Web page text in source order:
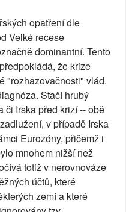
opatření dle
Velké recese
dominantní. Tento
že krize
"rozhazovačnosti" vlád.
Stačí hrubý
či Irska před krizí -- obě
v případě Irska
Eurozóny, přičemž i
mnohem nižší než
totiž v nerovnováze
účtů, které
zemí a které